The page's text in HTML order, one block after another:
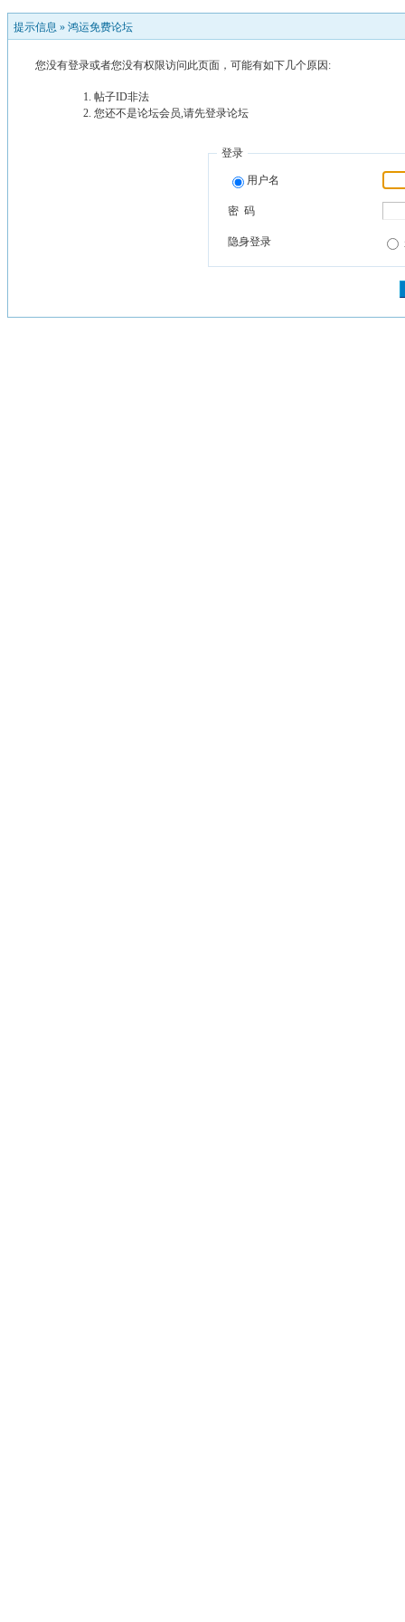
提示信息 » 鸿运免费论坛
您没有登录或者您没有权限访问此页面，可能有如下几个原因:
帖子ID非法
您还不是论坛会员,请先登录论坛
登录
用户名
密 码
隐身登录